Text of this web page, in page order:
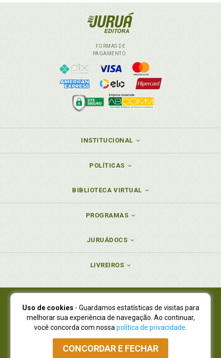
FORMAS DE
PAGAMENTO
INSTITUCIONAL
POLÍTICAS
BIBLIOTECA VIRTUAL
PROGRAMAS
JURUÁDOCS
LIVREIROS
Juruá Editora Ltda., CNPJ 77.535.508/0001-19
Juruá Informática Ltda., CNPJ 01.701.561/0001-80
NOVO ENDEREÇO:R. Flávio Dallegrave, 7665, São Lourenço |
Curitiba - Paraná - CEP 82210-310
Atendimento: (41) 4009-3900|Vendas Atacado: (41) 4009-3939
Uso de cookies - Guardamos estatísticas de visitas para
melhorar sua experiência de navegação. Ao continuar,
você concorda com nossa política de privacidade
CONCORDAR E FECHAR